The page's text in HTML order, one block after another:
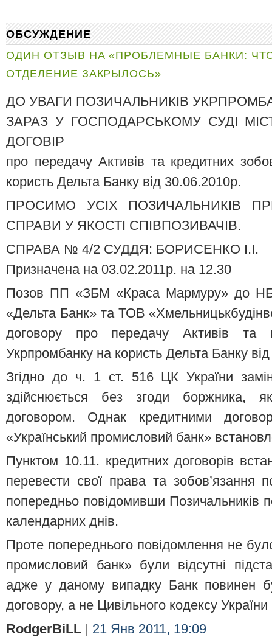
ОБСУЖДЕНИЕ
ОДИН ОТЗЫВ НА «ПРОБЛЕМНЫЕ БАНКИ:
ОТДЕЛЕНИЕ ЗАКРЫЛОСЬ»
ДО УВАГИ ПОЗИЧАЛЬНИКІВ
ЗАРАЗ У ГОСПОДАРСЬКОМУ СУДІ
ДОГОВІР
про передачу Активів та кредитних
користь Дельта Банку від 30.06.2010р.
ПРОСИМО УСІХ ПОЗИЧАЛЬНИКІВ
СПРАВИ У ЯКОСТІ СПІВПОЗИВАЧІВ.
СПРАВА № 4/2 СУДДЯ: БОРИСЕНКО І.І.
Призначена на 03.02.2011р. на 12.30
Позов ПП «ЗБМ «Краса Мармуру» до
«Дельта Банк» та ТОВ
договору про передачу Активів та
Укрпромбанку на користь Дельта Банку
Згідно до ч. 1 ст. 516 ЦК України
здійснюється без згоди боржника,
договором. Однак кредитними
«Український промисловий банк»
Пунктом 10.11. кредитних договорів
перевести свої права та зобов’язання
попередньо повідомивши Позичальників
календарних днів.
Проте попереднього повідомлення не
промисловий банк» були відсутні
адже у даному випадку Банк повинен
договору, а не Цивільного кодексу
RodgerBiLL | 21 Янв 2011, 19:09